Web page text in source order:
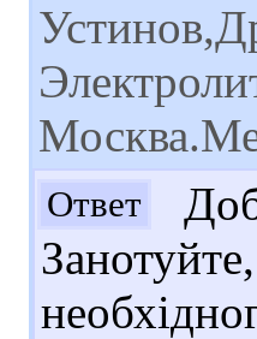
Ответ